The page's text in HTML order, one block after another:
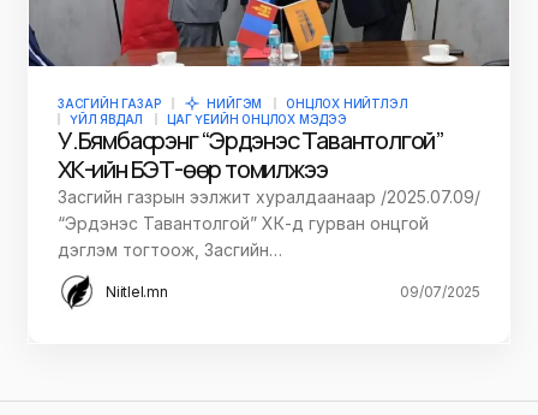
ЗАСГИЙН ГАЗАР НИЙГЭМ
ОНЦЛОХ НИЙТЛЭЛ
ҮЙЛ ЯВДАЛ
ЦАГ ҮЕИЙН ОНЦЛОХ МЭДЭЭ
У.Бямбасүрэнг “Эрдэнэс Тавантолгой”
ХК-ийн БЭТ-өөр томилжээ
Засгийн газрын ээлжит хуралдаанаар /2025.07.09/
“Эрдэнэс Тавантолгой” ХК-д гурван онцгой
дэглэм тогтоож, Засгийн…
Niitlel.mn 09/07/2025